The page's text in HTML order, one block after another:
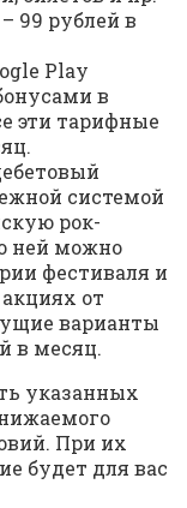
99 рублей в
Play
в
эти тарифные
системой
рок-
ней можно
фестиваля и
от
варианты
в месяц.
указанных
При их
будет для вас